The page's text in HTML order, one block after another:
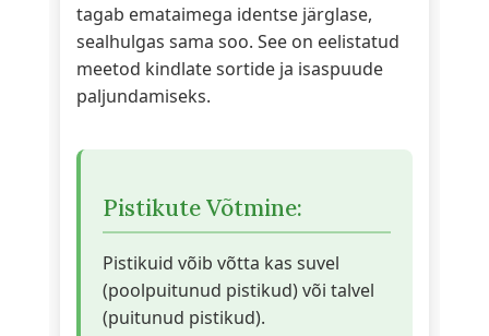
tagab emataimega identse järglase,
sealhulgas sama soo. See on eelistatud
meetod kindlate sortide ja isaspuude
paljundamiseks.
Pistikute Võtmine:
Pistikuid võib võtta kas suvel
(poolpuitunud pistikud) või talvel
(puitunud pistikud).